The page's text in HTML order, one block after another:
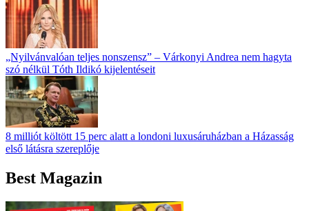
„Nyilvánvalóan teljes nonszensz” – Várkonyi Andrea nem hagyta
szó nélkül Tóth Ildikó kijelentéseit
8 milliót költött 15 perc alatt a londoni luxusáruházban a Házasság
első látásra szereplője
Best Magazin